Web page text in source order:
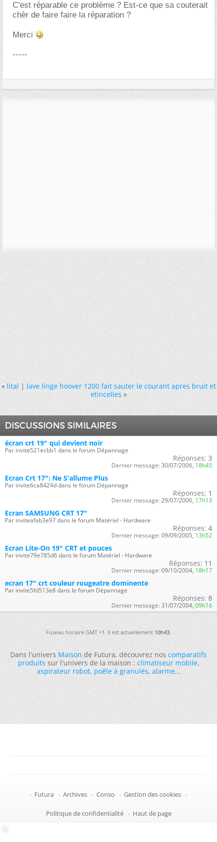
C'est réparable ce problème ? Est-ce que sa couterait
chèr de faire faire la réparation ?
Merci
-----
« lital|lave linge hoover 1200 fait sauter le courant apres bruit et
etincelles »
DISCUSSIONS SIMILAIRES
écran crt 19" qui devient noir
Par invite521ecbb1 dans le forum Dépannage
Réponses: 3
Dernier message: 30/07/2006, 18h45
Ecran Crt 17": Ne S'allume Plus
Par invite6ca8424d dans le forum Dépannage
Réponses: 1
Dernier message: 29/07/2006, 17h13
Ecran SAMSUNG CRT 17"
Par inviteafab3e97 dans le forum Matériel - Hardware
Réponses: 4
Dernier message: 09/09/2005, 13h52
Ecran Lite-On 19" CRT et pouces
Par invite79e785d6 dans le forum Matériel - Hardware
Réponses: 11
Dernier message: 09/10/2004, 18h17
ecran 17" crt couleur rougeatre dominente
Par invite5fd513e8 dans le forum Dépannage
Réponses: 8
Dernier message: 31/07/2004, 09h16
Fuseau horaire GMT +1. Il est actuellement10h43.
Dans l'universMaisonde Futura, découvrez noscomparatifs
produitssur l'univers de la maison :climatiseur mobile,
aspirateur robot,poêle à granulés,alarme...
- Futura - Archives - Conso - Gestion des cookies -
Politique de confidentialité - Haut de page